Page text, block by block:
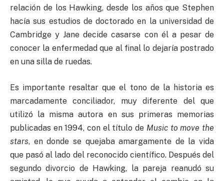
relación de los Hawking, desde los años que Stephen
hacía sus estudios de doctorado en la universidad de
Cambridge y Jane decide casarse con él a pesar de
conocer la enfermedad que al final lo dejaría postrado
en una silla de ruedas.
Es importante resaltar que el tono de la historia es
marcadamente conciliador, muy diferente del que
utilizó la misma autora en sus primeras memorias
publicadas en 1994, con el título de Music to move the
stars, en donde se quejaba amargamente de la vida
que pasó al lado del reconocido científico. Después del
segundo divorcio de Hawking, la pareja reanudó su